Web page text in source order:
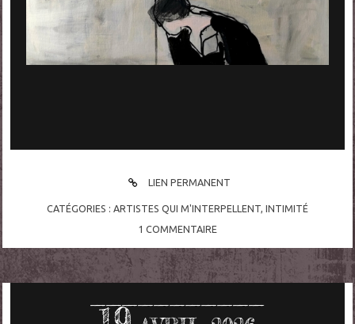
LIEN PERMANENT
CATÉGORIES : ARTISTES QUI M'INTERPELLENT, INTIMITÉ
1 COMMENTAIRE